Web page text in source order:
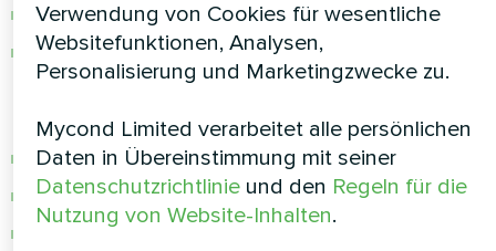
MVS-DW1200: 1.200 m³/h Luftvolumen
3 Szenarien: Bürozeit, Pause, Wochenende
07:00: Start auf 80% Leistung
12:00-13:00: Reduzierung auf 50%
19:00: Nachtmodus (30%)
Verwendung von Cookies für wesentliche
Websitefunktionen, Analysen,
Personalisierung und Marketingzwecke zu.
Mycond Limited verarbeitet alle persönlichen
Daten in Übereinstimmung mit seiner
Datenschutzrichtlinieund den Regeln für die
Nutzung von Website-Inhalten.